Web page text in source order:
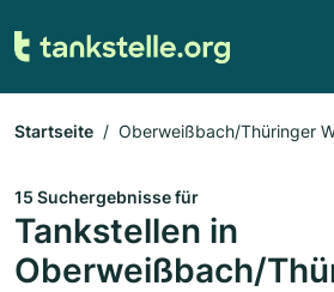
Startseite Oberweißbach/Thüringer
15 Suchergebnisse für
Tankstellen in
Oberweißbach/